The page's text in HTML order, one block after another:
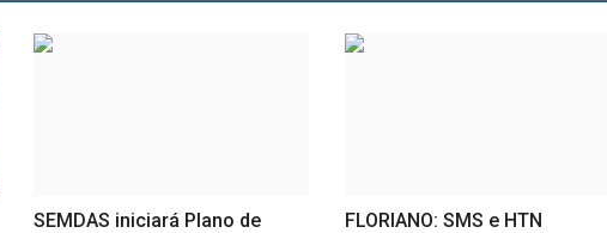
SEMDAS iniciará Plano de
FLORIANO: SMS e HTN